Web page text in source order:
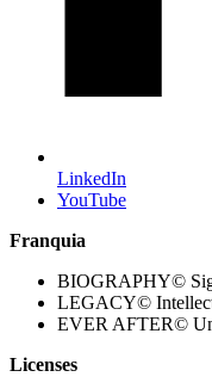
LinkedIn
YouTube
Franquia
BIOGRAPHY©
LEGACY©
EVER AFTER©
Licenses